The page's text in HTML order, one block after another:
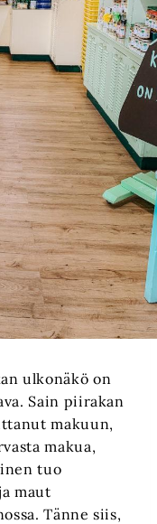
ulkonäkö on
Sain piirakan
makuun,
makua,
tuo
maut
Tänne siis,